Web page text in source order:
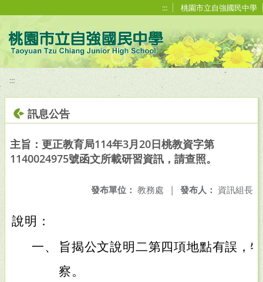
::: 桃園市立自強國民中學
:::
訊息公告
主旨：更正教育局114年3月20日桃教資字第
1140024975號函文所載研習資訊，請查照。
發布人： 資訊組長
發布單位： 教務處 |
說明：
一、
旨揭公文說明二第四項地點有誤，
察。